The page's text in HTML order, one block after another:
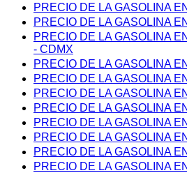
PRECIO DE LA GASOLINA
PRECIO DE LA GASOLINA
PRECIO DE LA GASOLINA
- CDMX
PRECIO DE LA GASOLINA
PRECIO DE LA GASOLINA
PRECIO DE LA GASOLINA
PRECIO DE LA GASOLINA
PRECIO DE LA GASOLINA
PRECIO DE LA GASOLINA
PRECIO DE LA GASOLINA
PRECIO DE LA GASOLINA